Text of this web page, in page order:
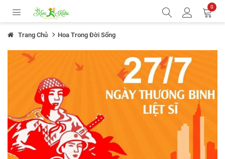
0
Trang Chủ Hoa Trong Đời Sống